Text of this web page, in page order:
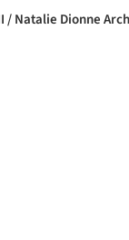
/ Natalie Dionne